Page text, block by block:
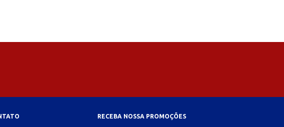
RECEBA NOSSA PROMOÇÕES